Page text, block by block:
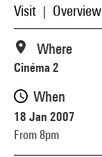
Visit Overview
Where
Cinéma 2
When
18 Jan 2007
From 8pm